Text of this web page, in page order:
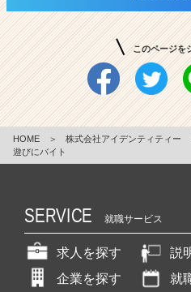
このページを
HOME ＞ 株式会社アイデンティティー
遊びにバイト
SERVICE 就職サービス
求人を探す
説
企業を探す
就